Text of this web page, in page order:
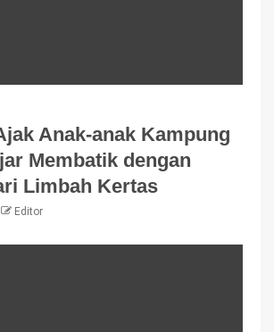
Anak-anak Kampung
Membatik dengan
Limbah Kertas
Editor